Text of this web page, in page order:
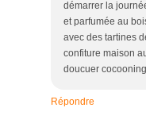
démarrer la
et parfumée au
avec des tartines
confiture maison
doucuer
Répondre